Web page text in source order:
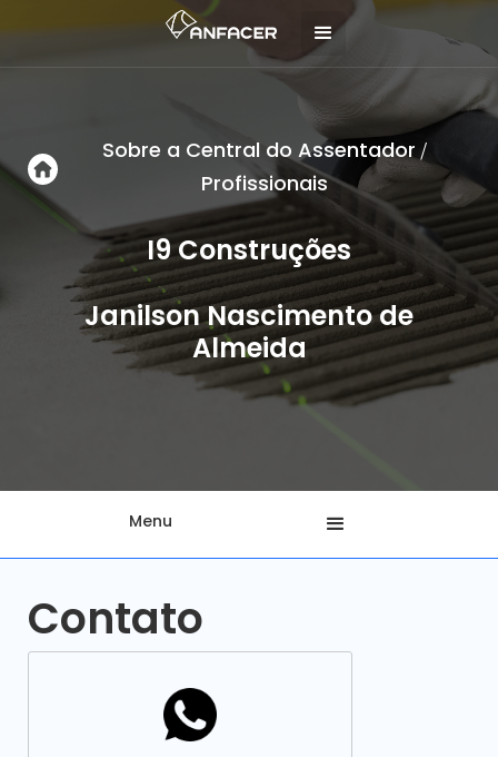
Sobre a Central do Assentador /
Profissionais
I9 Construções
Janilson Nascimento de
Almeida
Menu
Contato